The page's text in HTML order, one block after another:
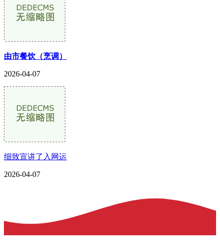
由市餐饮（烹调）
2026-04-07
细致宣讲了入网运
2026-04-07